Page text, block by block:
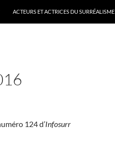
ACTEURS ET ACTRICES DU SURRÉALISME
124 d’Infosurr